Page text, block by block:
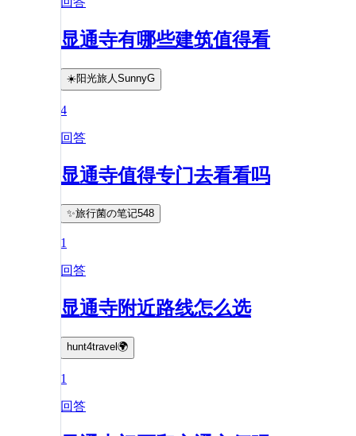
显通寺有哪些建筑值得看
☀️阳光旅人SunnyG
4
回答
显通寺值得专门去看看吗
✨旅行菌の笔记548
1
回答
显通寺附近路线怎么选
hunt4travel🌍
1
回答